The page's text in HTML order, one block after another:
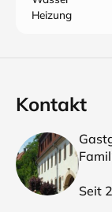
Heizung
Kontakt
Seit